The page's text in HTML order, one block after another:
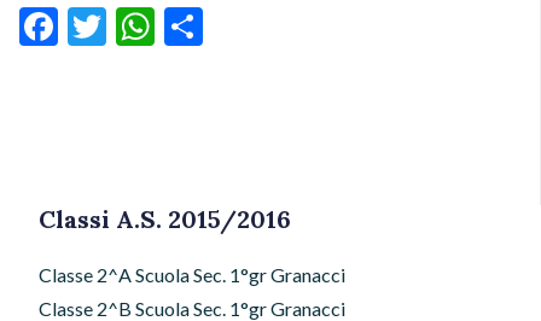
Facebook
TwitterWhatsApp
Classi A.S. 2015/2016
Classe 2^A Scuola Sec. 1°gr Granacci
Classe 2^B Scuola Sec. 1°gr Granacci